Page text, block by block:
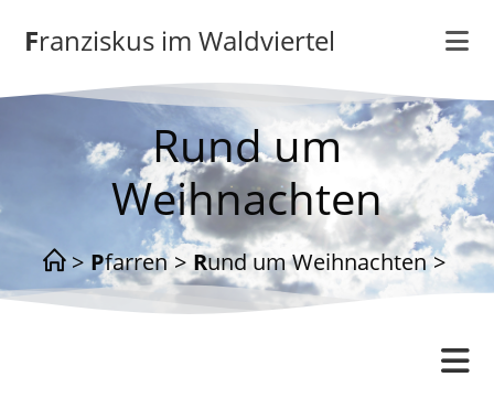
Inhalt
springenFranziskus im Waldviertel
Rund um
Weihnachten
> Pfarren > Rund um Weihnachten >